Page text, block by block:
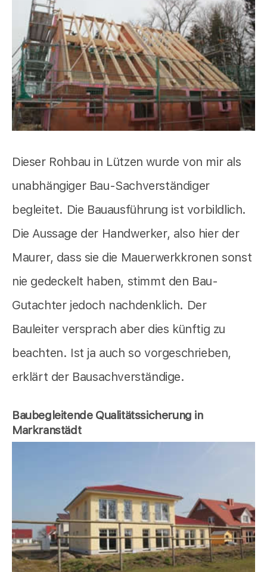
Dieser Rohbau in Lützen wurde von mir als
unabhängiger Bau-Sachverständiger
begleitet. Die Bauausführung ist vorbildlich.
Die Aussage der Handwerker, also hier der
Maurer, dass sie die Mauerwerkkronen sonst
nie gedeckelt haben, stimmt den Bau-
Gutachter jedoch nachdenklich. Der
Bauleiter versprach aber dies künftig zu
beachten. Ist ja auch so vorgeschrieben,
erklärt der Bausachverständige.
Baubegleitende Qualitätssicherung in
Markranstädt